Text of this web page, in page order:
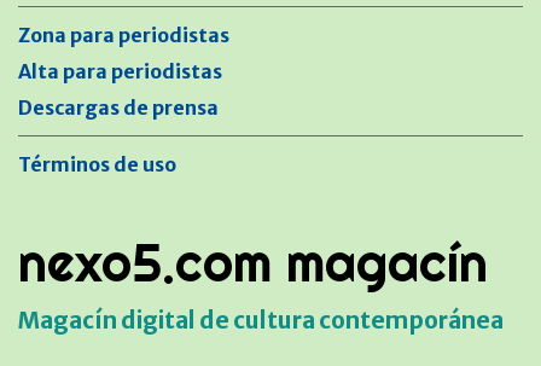
Zona para periodistas
Alta para periodistas
Descargas de prensa
Términos de uso
nexo5.com magacín
Magacín digital de cultura contemporánea